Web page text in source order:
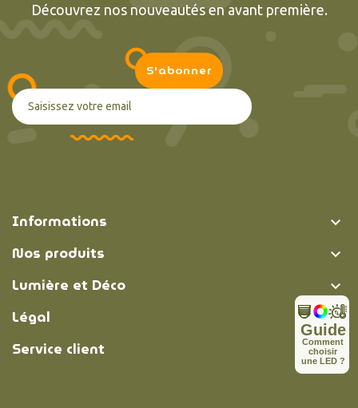
Découvrez nos nouveautés en avant première.
Informations 
Nos produits 
Lumière et Déco 
Légal 
Service client 
Comment
choisir
une LED ?
Guide